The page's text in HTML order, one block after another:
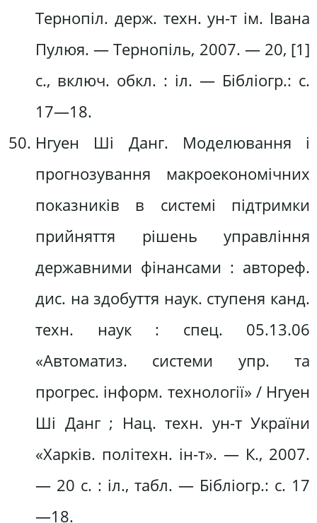
Тернопіл. держ. техн. ун-т ім. Івана
Пулюя. — Тернопіль, 2007. — 20, [1]
с., включ. обкл. : іл. — Бібліогр.: с.
17—18.
Нгуен Ші Данг. Моделювання і
прогнозування макроекономічних
показників в системі підтримки
прийняття рішень управління
державними фінансами : автореф.
дис. на здобуття наук. ступеня канд.
техн. наук : спец. 05.13.06
«Автоматиз. системи упр. та
прогрес. інформ. технології» / Нгуен
Ші Данг ; Нац. техн. ун-т України
«Харків. політехн. ін-т». — К., 2007.
— 20 с. : іл., табл. — Бібліогр.: с. 17
—18.